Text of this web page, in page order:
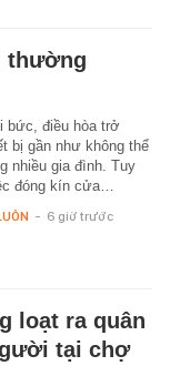
thường
bức, điều hòa trở
bị gần như không thể
nhiều gia đình. Tuy
đóng kín cửa…
- 6 giờ trước
loạt ra quân
tại chợ